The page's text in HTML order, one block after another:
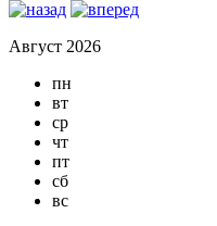
Август 2026
пн
вт
ср
чт
пт
сб
вс